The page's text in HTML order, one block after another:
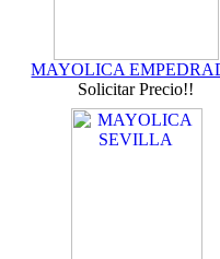
MAYOLICA
Solicitar Precio!!